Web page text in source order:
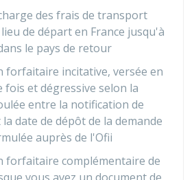
des frais de transport
de départ en France jusqu'à
le pays de retour
forfaitaire incitative, versée en
fois et dégressive selon la
entre la notification de
la date de dépôt de la demande
auprès de l'Ofii
forfaitaire complémentaire de